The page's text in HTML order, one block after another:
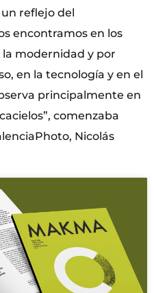
reflejo del
encontramos en los
la modernidad y por
en la tecnología y en el
principalmente en
comenzaba
Nicolás